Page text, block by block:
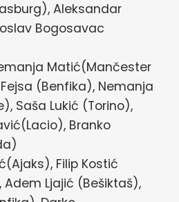
Aleksandar
Bogosavac
Matić(Mančester
(Benfika), Nemanja
Saša Lukić (Torino),
Branko
Filip Kostić
Ljajić (Bešiktaš),